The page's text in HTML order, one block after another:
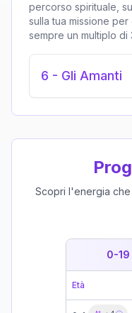
percorso spirituale,
sulla tua missione
sempre un multiplo di
6 - Gli Amanti
Scopri l'energia
0-19
Età